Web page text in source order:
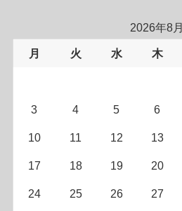
ー
2026年8月
月 火 水 木
3 4 5 6
10 11 12 13
17 18 19 20
24 25 26 27